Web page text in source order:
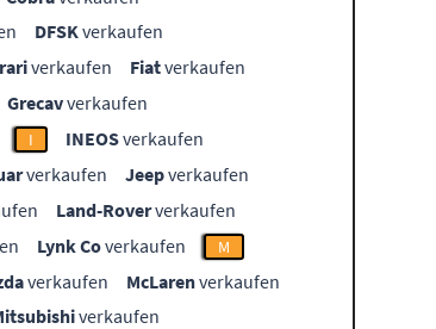
DFSKverkaufen
verkaufen Fiatverkaufen
Grecavverkaufen
I INEOSverkaufen
verkaufen Jeepverkaufen
Land-Roververkaufen
Lynk Coverkaufen M
verkaufen McLarenverkaufen
verkaufen